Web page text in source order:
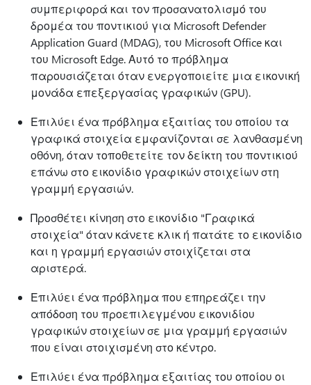
συμπεριφορά και τον προσανατολισμό του
δρομέα του ποντικιού για Microsoft Defender
Application Guard (MDAG), του Microsoft Office και
του Microsoft Edge. Αυτό το πρόβλημα
παρουσιάζεται όταν ενεργοποιείτε μια εικονική
μονάδα επεξεργασίας γραφικών (GPU).
Επιλύει ένα πρόβλημα εξαιτίας του οποίου τα
γραφικά στοιχεία εμφανίζονται σε λανθασμένη
οθόνη, όταν τοποθετείτε τον δείκτη του ποντικιού
επάνω στο εικονίδιο γραφικών στοιχείων στη
γραμμή εργασιών.
Προσθέτει κίνηση στο εικονίδιο "Γραφικά
στοιχεία" όταν κάνετε κλικ ή πατάτε το εικονίδιο
και η γραμμή εργασιών στοιχίζεται στα
αριστερά.
Επιλύει ένα πρόβλημα που επηρεάζει την
απόδοση του προεπιλεγμένου εικονιδίου
γραφικών στοιχείων σε μια γραμμή εργασιών
που είναι στοιχισμένη στο κέντρο.
Επιλύει ένα πρόβλημα εξαιτίας του οποίου οι